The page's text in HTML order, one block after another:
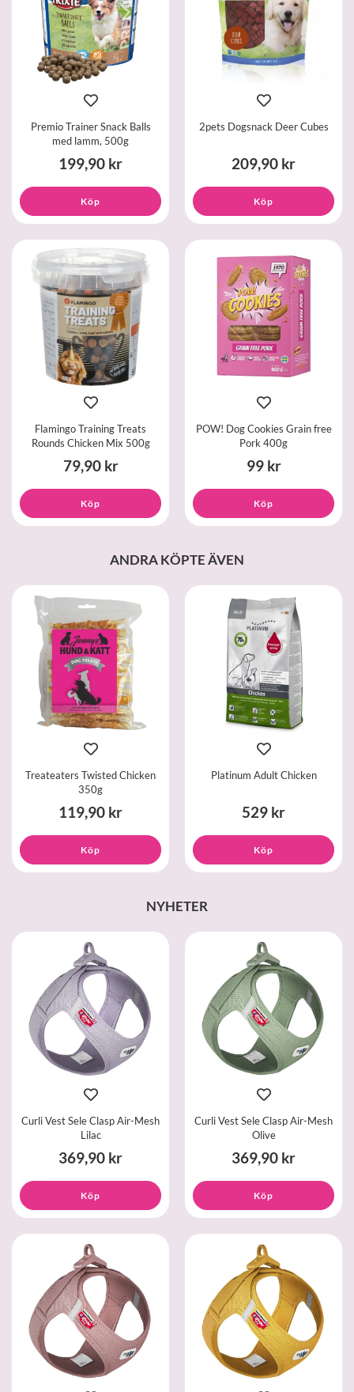
Premio Trainer Snack Balls
med lamm, 500g
199,90 kr
Köp
2pets Dogsnack Deer Cubes
209,90 kr
Köp
Flamingo Training Treats
Rounds Chicken Mix 500g
79,90 kr
Köp
POW! Dog Cookies Grain free
Pork 400g
99 kr
Köp
ANDRA KÖPTE ÄVEN
Treateaters Twisted Chicken
350g
119,90 kr
Köp
Platinum Adult Chicken
529 kr
Köp
NYHETER
Curli Vest Sele Clasp Air-Mesh
Lilac
369,90 kr
Köp
Curli Vest Sele Clasp Air-Mesh
Olive
369,90 kr
Köp